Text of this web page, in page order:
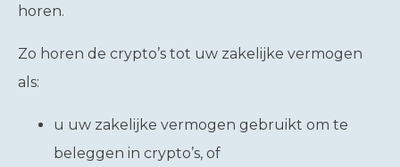
horen.
Zo horen de crypto’s tot uw zakelijke vermogen
als:
u uw zakelijke vermogen gebruikt om te
beleggen in crypto’s, of